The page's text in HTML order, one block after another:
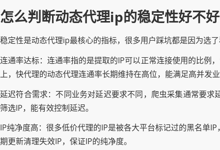
怎么判断动态代理ip的稳定性好不
稳定性是动态代理ip最核心的指标，很多用户踩坑都是因为选
连通率达标：连通率指的是提取的IP可以正常连接使用的比例
上，快代理的动态代理连通率长期维持在高位，能满足高并发
延迟符合需求：不同业务对延迟要求不同，爬虫采集通常要
筛选IP，能有效控制延迟。
IP纯净度高：很多低价代理的IP是被各大平台标记过的黑名单
期更新清理失效IP，保证IP的纯净度。